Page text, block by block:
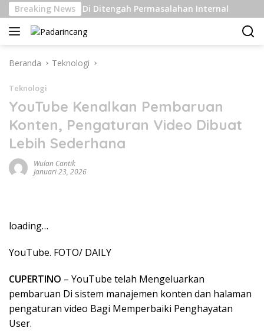
Langsung
ke
konten
Breaking News
Kelas Berat Di Ditengah Permasalahan Internal
Beranda Teknologi
Teknologi
YouTube Kenalkan Pembaruan
Konten, Pengaturan Video Dibuat
Lebih Sederhana
Wulan Cantik
Januari 23, 2026
loading…
YouTube. FOTO/ DAILY
CUPERTINO – YouTube telah Mengeluarkan
pembaruan Di sistem manajemen konten dan halaman
pengaturan video Bagi Memperbaiki Penghayatan
User.